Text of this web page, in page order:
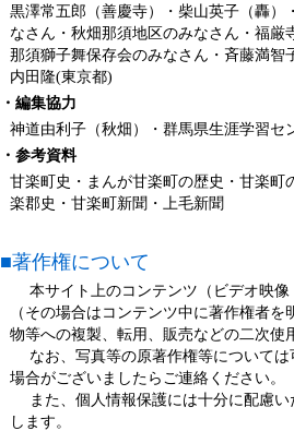
黒澤常五郎（善慶寺）・柴山英子（轟
なさん・秋畑那須地区のみなさん・福
那須獅子舞保存会のみなさん・斉藤満
内田隆(東京都)
・編集協力
神道由利子（秋畑）・群馬県生涯学習セ
・参考資料
甘楽町史・まんが甘楽町の歴史・甘楽
楽郡史・甘楽町新聞・上毛新聞
■著作権について
本サイト上のコンテンツ（ビデオ映像
（その場合はコンテンツ中に著作権者
物等への複製、転用、販売などの二次使
なお、写真等の原著作権等については
場合がございましたらご連絡ください。
また、個人情報保護には十分に配慮い
します。